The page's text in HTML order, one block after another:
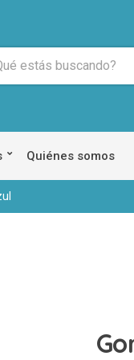
Quiénes somos